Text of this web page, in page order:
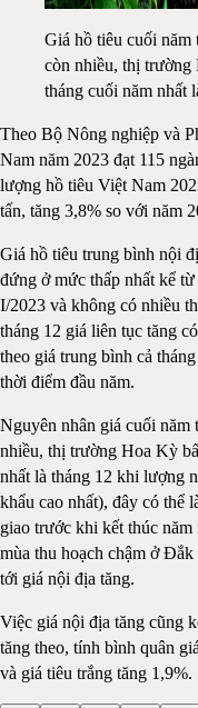
Giá hồ tiêu cuối
còn nhiều, thị trường
tháng cuối năm nhất
Theo Bộ Nông nghiệp và
Nam năm 2023 đạt 115
lượng hồ tiêu Việt Nam
tấn, tăng 3,8% so với năm
Giá hồ tiêu trung bình nội
đứng ở mức thấp nhất kể
I/2023 và không có nhiều
tháng 12 giá liên tục tăng
theo giá trung bình cả
thời điểm đầu năm.
Nguyên nhân giá cuối năm
nhiều, thị trường Hoa Kỳ
nhất là tháng 12 khi lượng
khẩu cao nhất), đây có thể
giao trước khi kết thúc năm
mùa thu hoạch chậm ở
tới giá nội địa tăng.
Việc giá nội địa tăng cũng
tăng theo, tính bình quân
và giá tiêu trắng tăng 1,9%.